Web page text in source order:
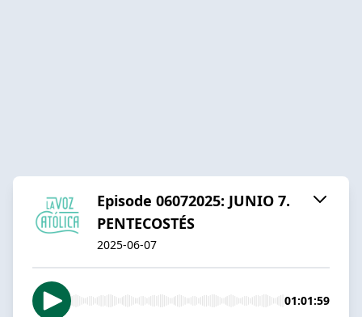
Episode 06072025: JUNIO 7.
PENTECOSTÉS
2025-06-07
01:01:59